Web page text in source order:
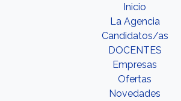
Inicio
La Agencia
Candidatos/as
DOCENTES
Empresas
Ofertas
Novedades